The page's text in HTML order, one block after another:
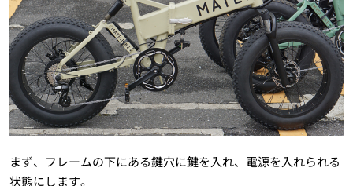
まず、フレームの下にある鍵穴に鍵を入れ、電源を入れられる
状態にします。